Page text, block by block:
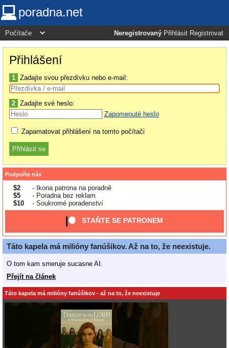
poradna.net
Neregistrovaný Přihlásit Registrovat
Přihlášení
1 Zadajte svou přezdívku nebo e-mail:
2 Zadajte své heslo:
Zapomenuté heslo
Zapamatovat přihlášení na tomto počítači
Podpořte nás
$2
- Ikona patrona na poradně
$5
- Poradna bez reklam
$10
- Soukromé poradenství
STAŇTE SE PATRONEM
Táto kapela má milióny fanúšikov. Až na to, že neexistuje.
O tom kam smeruje sucasne AI.
Přejít na článek
Táto kapela má milióny fanúšikov - až na to, že neexistuje